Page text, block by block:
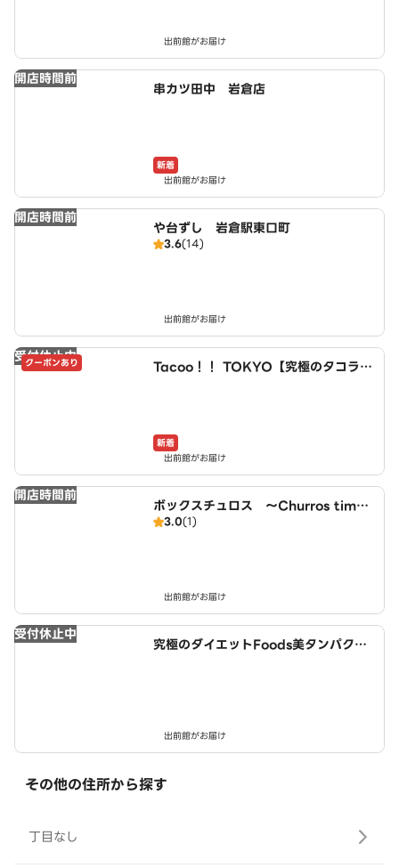
出前館がお届け
開店時間前
串カツ田中 岩倉店
新着
出前館がお届け
開店時間前
や台ずし 岩倉駅東口町
3.6(14)
出前館がお届け
受付休止中
クーポンあり
Tacoo！！ TOKYO【究極のタコライ
新着
出前館がお届け
開店時間前
ボックスチュロス ～Churros time
～ 北名古屋徳重店
3.0(1)
出前館がお届け
受付休止中
究極のダイエットFoods美タンパクラ
出前館がお届け
その他の住所から探す
丁目なし